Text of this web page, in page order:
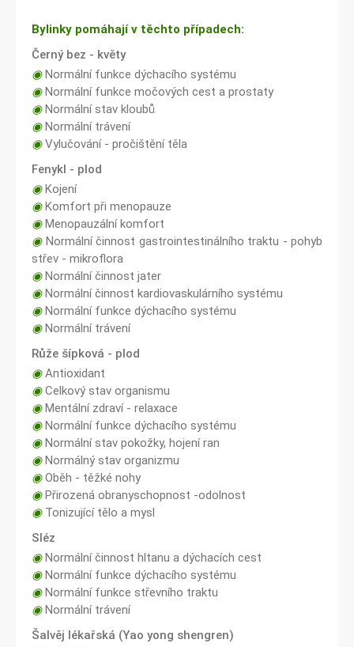
Bylinky pomáhají v těchto případech:
Černý bez - květy
◉Normální funkce dýchacího systému
◉Normální funkce močových cest a prostaty
◉Normální stav kloubů
◉Normální trávení
◉Vylučování - pročištění těla
Fenykl - plod
◉Kojení
◉Komfort při menopauze
◉Menopauzální komfort
◉Normální činnost gastrointestinálního traktu - pohyb
střev - mikroflora
◉Normální činnost jater
◉Normální činnost kardiovaskulárního systému
◉Normální funkce dýchacího systému
◉Normální trávení
Růže šípková - plod
◉Antioxidant
◉Celkový stav organismu
◉Mentální zdraví - relaxace
◉Normální funkce dýchacího systému
◉Normální stav pokožky, hojení ran
◉Normálný stav organizmu
◉Oběh - těžké nohy
◉Přirozená obranyschopnost -odolnost
◉Tonizující tělo a mysl
Sléz
◉Normální činnost hltanu a dýchacích cest
◉Normální funkce dýchacího systému
◉Normální funkce střevního traktu
◉Normální trávení
Šalvěj lékařská (Yao yong shengren)